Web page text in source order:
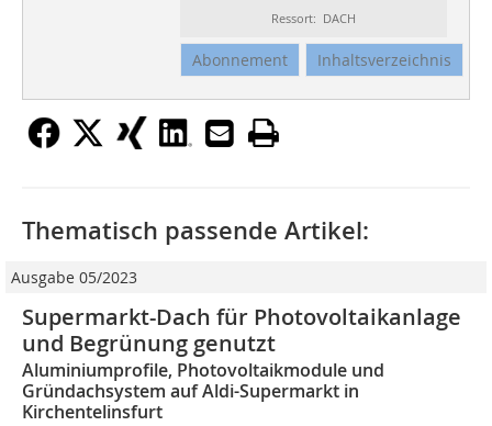
Ressort: DACH
Abonnement Inhaltsverzeichnis
Thematisch passende Artikel:
Ausgabe 05/2023
Supermarkt-Dach für Photovoltaikanlage
und Begrünung genutzt
Aluminiumprofile, Photovoltaikmodule und
Gründachsystem auf Aldi-Supermarkt in
Kirchentelinsfurt